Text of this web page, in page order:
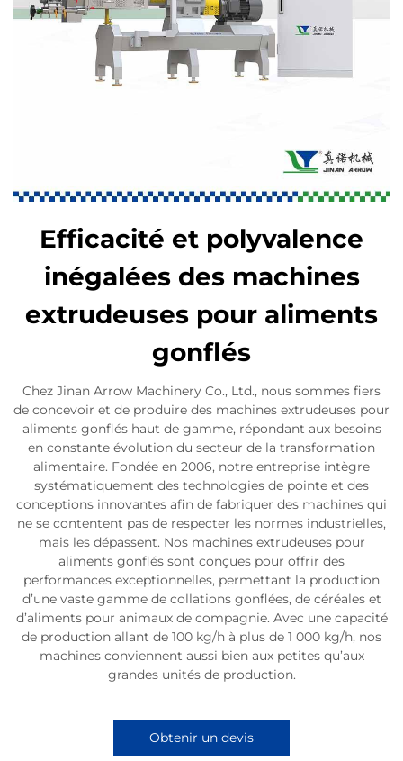
Efficacité et polyvalence
inégalées des machines
extrudeuses pour aliments
gonflés
Chez Jinan Arrow Machinery Co., Ltd., nous sommes fiers
de concevoir et de produire des machines extrudeuses pour
aliments gonflés haut de gamme, répondant aux besoins
en constante évolution du secteur de la transformation
alimentaire. Fondée en 2006, notre entreprise intègre
systématiquement des technologies de pointe et des
conceptions innovantes afin de fabriquer des machines qui
ne se contentent pas de respecter les normes industrielles,
mais les dépassent. Nos machines extrudeuses pour
aliments gonflés sont conçues pour offrir des
performances exceptionnelles, permettant la production
d’une vaste gamme de collations gonflées, de céréales et
d’aliments pour animaux de compagnie. Avec une capacité
de production allant de 100 kg/h à plus de 1 000 kg/h, nos
machines conviennent aussi bien aux petites qu’aux
grandes unités de production.
Obtenir un devis